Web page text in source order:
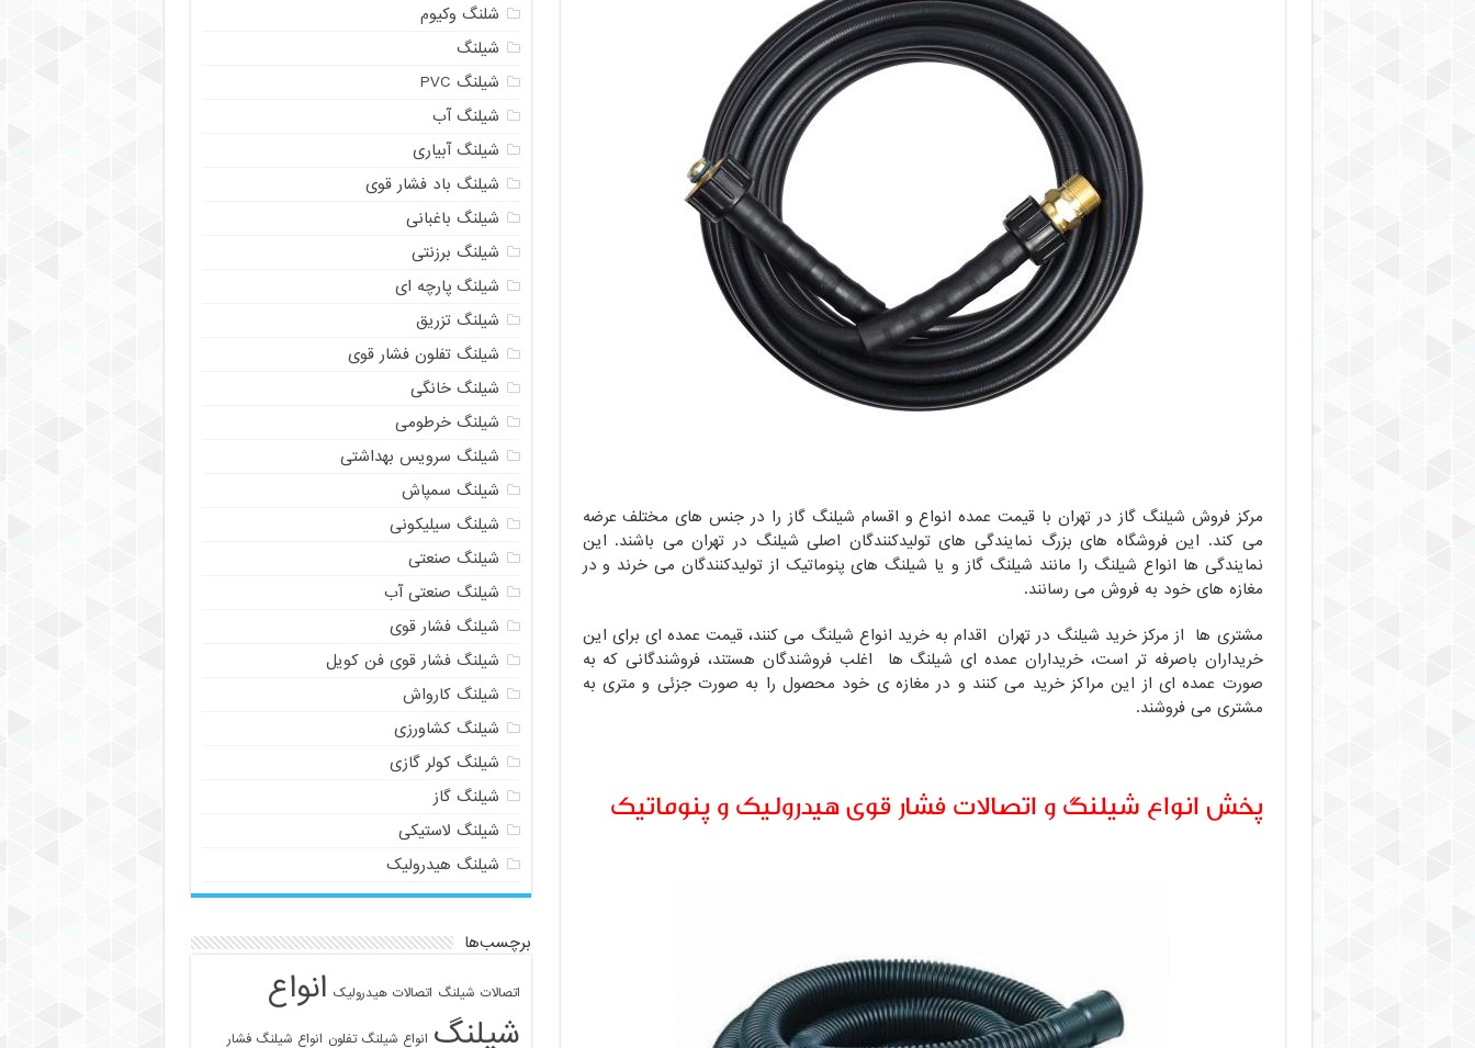
مرکز فروش شیلنگ گاز در تهران با قیمت عمده انواع و اقسام شیلنگ گاز را در جنس های مختلف عرضه
می کند. این فروشگاه های بزرگ نمایندگی های تولیدکنندگان اصلی شیلنگ در تهران می باشند. این
نمایندگی ها انواع شیلنگ را مانند شیلنگ گاز و یا شیلنگ های پنوماتیک از تولیدکنندگان می خرند و در
مغازه های خود به فروش می رسانند.
مشتری ها از مرکز خرید شیلنگ در تهران اقدام به خرید انواع شیلنگ می کنند، قیمت عمده ای برای این
خریداران باصرفه تر است، خریداران عمده ای شیلنگ ها اغلب فروشندگان هستند، فروشندگانی که به
صورت عمده ای از این مراکز خرید می کنند و در مغازه ی خود محصول را به صورت جزئی و متری به
مشتری می فروشند.
پخش انواع شیلنگ و اتصالات فشار قوی هیدرولیک و پنوماتیک
شلنگ وکیوم
شیلنگ
شیلنگ PVC
شیلنگ آب
شیلنگ آبیاری
شیلنگ باد فشار قوی
شیلنگ باغبانی
شیلنگ برزنتی
شیلنگ پارچه‌ ای
شیلنگ تزریق
شیلنگ تفلون فشار قوی
شیلنگ خانگی
شیلنگ خرطومی
شیلنگ سرویس بهداشتی
شیلنگ سمپاش
شیلنگ سیلیکونی
شیلنگ صنعتی
شیلنگ صنعتی آب
شیلنگ فشار قوی
شیلنگ فشار قوی فن کویل
شیلنگ کارواش
شیلنگ کشاورزی
شیلنگ کولر گازی
شیلنگ گاز
شیلنگ لاستیکی
شیلنگ هیدرولیک
برچسب‌ها
اتصالات شیلنگ اتصالات هیدرولیک انواع
شیلنگ انواع شیلنگ تفلون انواع شیلنگ فشار